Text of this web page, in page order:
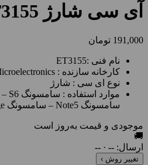
آی سی شارژ ET3155
191,000 تومان
نام فنی :ET3155
کارخانه سازنده : Wuxi Etek Microelectronics
نوع ای سی : شارژ
سامسونگ Note5 – سامسونگ S6 Edge
موجودی و قیمت به‌روز است
🚚
ارسال: --
·
--
تغییر روش ›